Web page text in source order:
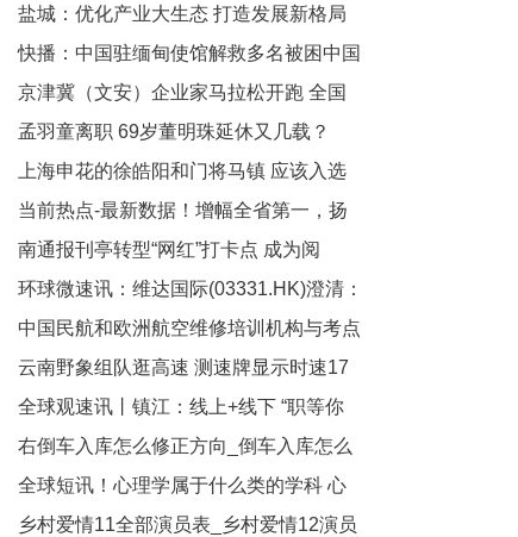
宅”修缮 守护优秀传统文化 最资讯
盐城：优化产业大生态 打造发展新格局
快播：中国驻缅甸使馆解救多名被困中国
公民
京津冀（文安）企业家马拉松开跑 全国
3000余名跑友觅商机_环球信息
孟羽童离职 69岁董明珠延休又几载？
上海申花的徐皓阳和门将马镇 应该入选
国家队 他们是国足的未来
当前热点-最新数据！增幅全省第一，扬
州工业投资同比增长34.7%
南通报刊亭转型“网红”打卡点 成为阅
读“流量”新入口
环球微速讯：维达国际(03331.HK)澄清：
董事会并无接获有关Essity策略检视的任
何最新信息
中国民航和欧洲航空维修培训机构与考点
落户镇江 世界消息
云南野象组队逛高速 测速牌显示时速17
公里|全球热议
全球观速讯丨镇江：线上+线下 “职等你
来”
右倒车入库怎么修正方向_倒车入库怎么
修正方向|焦点热文
全球短讯！心理学属于什么类的学科 心
理学属于什么学科
乡村爱情11全部演员表_乡村爱情12演员